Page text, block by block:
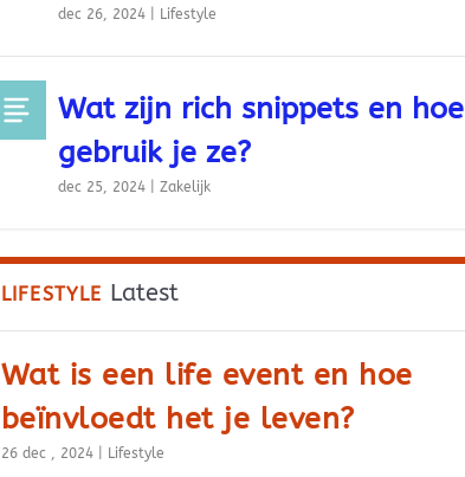
dec 26, 2024| Lifestyle
Wat zijn rich snippets en hoe
gebruik je ze?
dec 25, 2024| Zakelijk
LIFESTYLE Latest
Wat is een life event en hoe
beïnvloedt het je leven?
26 dec , 2024| Lifestyle